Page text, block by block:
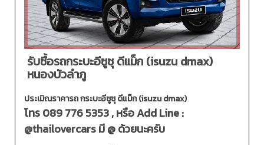
รับซื้อรถกระบะอีซูซุ ดีแม็ก (isuzu dmax)
หนองบัวลำภู
ประเมิณราคารถ กระบะอีซูซุ ดีแม็ก (isuzu dmax)
โทร089 776 5353, หรือ Add Line :
@thailovercarsมี @ ด้วยนะครับ